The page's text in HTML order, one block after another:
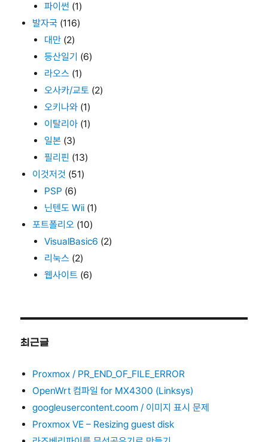
파이썬 (1)
발자국 (116)
대만 (2)
등산일기 (6)
라오스 (1)
오사카/교토 (2)
오키나와 (1)
이탈리아 (1)
일본 (3)
필리핀 (13)
이것저것 (51)
PSP (6)
닌텐도 Wii (1)
포트폴리오 (10)
VisualBasic6 (2)
리눅스 (2)
웹사이트 (6)
최근글
Proxmox / PR_END_OF_FILE_ERROR
OpenWrt 컴파일 for MX4300 (Linksys)
googleusercontent.coom / 이미지 표시 문제
Proxmox VE – Resizing guest disk